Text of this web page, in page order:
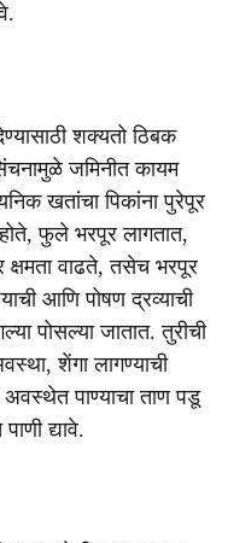
शक्यतो ठिबक
जमिनीत कायम
खतांचा पिकांना पुरेपूर
होते, फुले भरपूर लागतात,
क्षमता वाढते, तसेच भरपूर
आणि पोषण द्रव्याची
पोसल्या जातात. तुरीची
शेंगा लागण्याची
अवस्थेत पाण्याचा ताण पडू
द्यावे.